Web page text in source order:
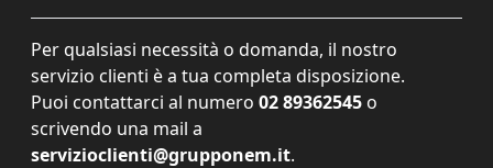
Per qualsiasi necessità o domanda, il nostro
servizio clienti è a tua completa disposizione.
Puoi contattarci al numero 02 89362545 o
scrivendo una mail a
servizioclienti@grupponem.it.